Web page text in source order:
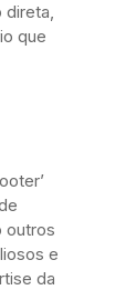
direta,
que
outros
e
da